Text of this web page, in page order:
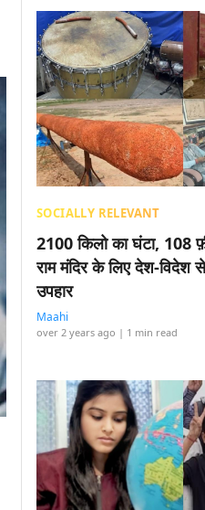
SOCIALLY RELEVANT
2100 किलो का घंटा, 108
राम मंदिर के लिए देश-
उपहार
Maahi
over 2 years ago | 1 min read